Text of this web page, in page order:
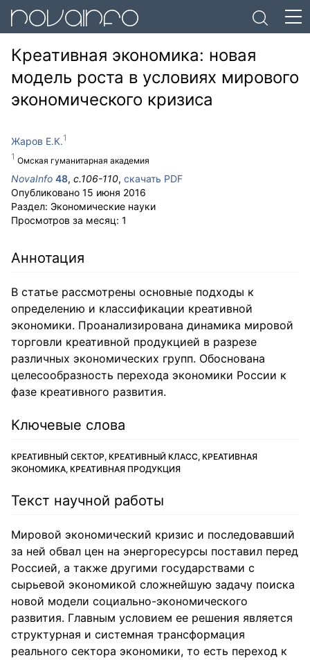
Креативная экономика: новая
модель роста в условиях мирового
экономического кризиса
Жаров Е.К.
Омская гуманитарная академия
NovaInfo 48, с.106-110, скачать PDF
Опубликовано 15 июня 2016
Раздел: Экономические науки
Просмотров за месяц: 1
Аннотация
В статье рассмотрены основные подходы к
определению и классификации креативной
экономики. Проанализирована динамика мировой
торговли креативной продукцией в разрезе
различных экономических групп. Обоснована
целесообразность перехода экономики России к
фазе креативного развития.
Ключевые слова
КРЕАТИВНЫЙ СЕКТОР, КРЕАТИВНЫЙ КЛАСС, КРЕАТИВНАЯ
ЭКОНОМИКА, КРЕАТИВНАЯ ПРОДУКЦИЯ
Текст научной работы
Мировой экономический кризис и последовавший
за ней обвал цен на энергоресурсы поставил перед
Россией, а также другими государствами с
сырьевой экономикой сложнейшую задачу поиска
новой модели социально-экономического
развития. Главным условием ее решения является
структурная и системная трансформация
реального сектора экономики, то есть переход к